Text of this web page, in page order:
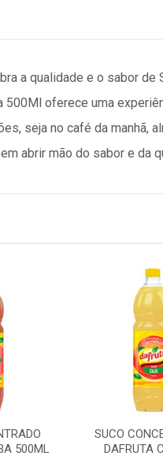
a qualidade e o sabor
oferece uma
seja no café da manhã,
abrir mão do sabor e da
500ML
SUCO
DAFRUTA